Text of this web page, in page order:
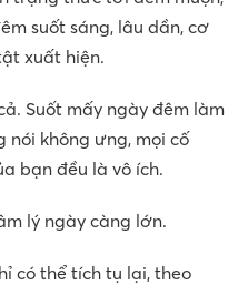
suốt sáng, lâu dần, cơ
xuất hiện.
Suốt mấy ngày đêm làm
nói không ưng, mọi cố
bạn đều là vô ích.
lý ngày càng lớn.
có thể tích tụ lại, theo